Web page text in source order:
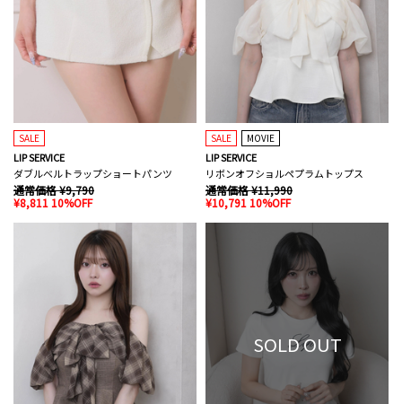
SALE
LIP SERVICE
ダブルベルトラップショートパンツ
通常価格 ¥9,790
¥8,811 10%OFF
SALE MOVIE
LIP SERVICE
リボンオフショルペプラムトップス
通常価格 ¥11,990
¥10,791 10%OFF
SOLD OUT